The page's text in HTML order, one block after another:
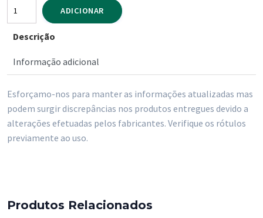
Quantidade
de
Vinho
Reserva
Seleção
Gradil
ADICIONAR
Descrição
Informação adicional
Esforçamo-nos para manter as informações atualizadas mas
podem surgir discrepâncias nos produtos entregues devido a
alterações efetuadas pelos fabricantes. Verifique os rótulos
previamente ao uso.
Produtos Relacionados